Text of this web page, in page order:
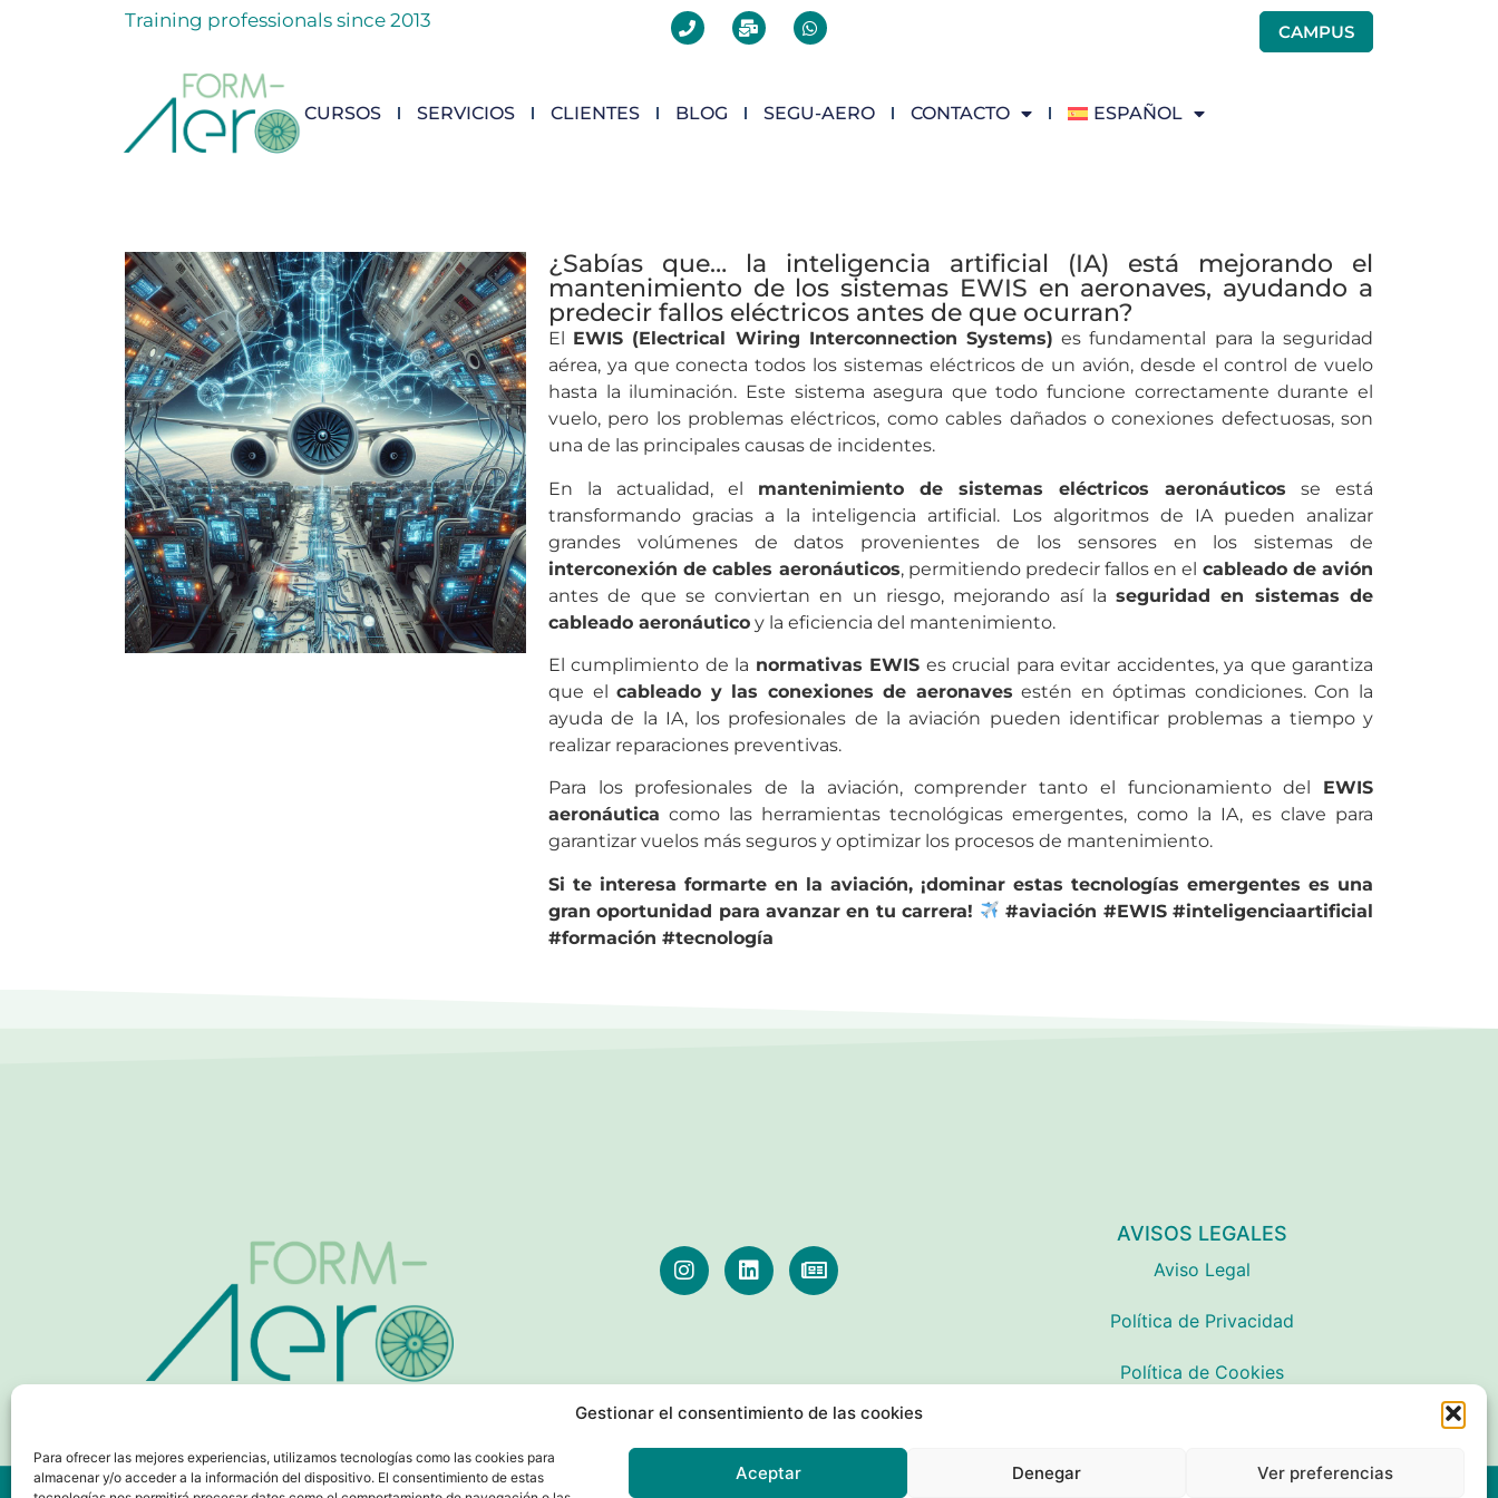
Gestionar el consentimiento de las cookies
Para ofrecer las mejores experiencias, utilizamos tecnologías como las cookies para
almacenar y/o acceder a la información del dispositivo. El consentimiento de estas
Aceptar Denegar Ver preferencias
Training professionals since 2013
CAMPUS
CURSOS SERVICIOS CLIENTES BLOG SEGU-AERO CONTACTO ESPAÑOL
¿Sabías que… la inteligencia artificial (IA) está mejorando el
mantenimiento de los sistemas EWIS en aeronaves, ayudando a
predecir fallos eléctricos antes de que ocurran?
El EWIS (Electrical Wiring Interconnection Systems) es fundamental para la seguridad
aérea, ya que conecta todos los sistemas eléctricos de un avión, desde el control de vuelo
hasta la iluminación. Este sistema asegura que todo funcione correctamente durante el
vuelo, pero los problemas eléctricos, como cables dañados o conexiones defectuosas, son
una de las principales causas de incidentes.
En la actualidad, el mantenimiento de sistemas eléctricos aeronáuticos se está
transformando gracias a la inteligencia artificial. Los algoritmos de IA pueden analizar
grandes volúmenes de datos provenientes de los sensores en los sistemas de
interconexión de cables aeronáuticos, permitiendo predecir fallos en el cableado de avión
antes de que se conviertan en un riesgo, mejorando así laseguridad en sistemas de
cableado aeronáuticoy la eficiencia del mantenimiento.
El cumplimiento de la normativas EWIS es crucial para evitar accidentes, ya que garantiza
que elcableado y las conexiones de aeronaves estén en óptimas condiciones. Con la
ayuda de la IA, los profesionales de la aviación pueden identificar problemas a tiempo y
realizar reparaciones preventivas.
Para los profesionales de la aviación, comprender tanto el funcionamiento del EWIS
aeronáutica como las herramientas tecnológicas emergentes, como la IA, es clave para
garantizar vuelos más seguros y optimizar los procesos de mantenimiento.
Si te interesa formarte en la aviación, ¡dominar estas tecnologías emergentes es una
gran oportunidad para avanzar en tu carrera!
#aviación #EWIS #inteligenciaartificial
#formación #tecnología
AVISOS LEGALES
Aviso Legal
Política de Privacidad
Política de Cookies